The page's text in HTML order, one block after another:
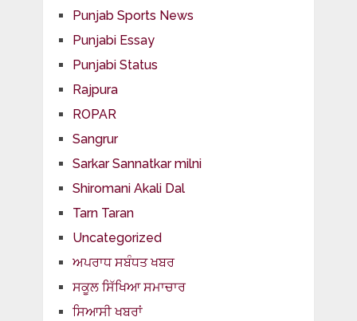
Punjab Sports News
Punjabi Essay
Punjabi Status
Rajpura
ROPAR
Sangrur
Sarkar Sannatkar milni
Shiromani Akali Dal
Tarn Taran
Uncategorized
ਅਪਰਾਧ ਸਬੰਧਤ ਖਬਰ
ਸਕੂਲ ਸਿੱਖਿਆ ਸਮਾਚਾਰ
ਸਿਆਸੀ ਖਬਰਾਂ